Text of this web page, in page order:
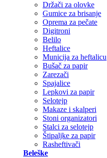
Držači za olovke
Gumice za brisanje
Oprema za pečate
Digitroni
Belilo
Heftalice
Municija za heftalicu
Bušač za papir
Zarezači
Spajalice
Lepkovi za papir
Selotejp
Makaze i skalperi
Stoni organizatori
Stalci za selotejp
Štipaljke za papir
Rasheftivači
Beleške